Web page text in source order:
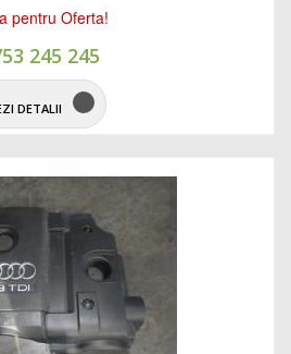
pentru Oferta!
245 245
DETALII